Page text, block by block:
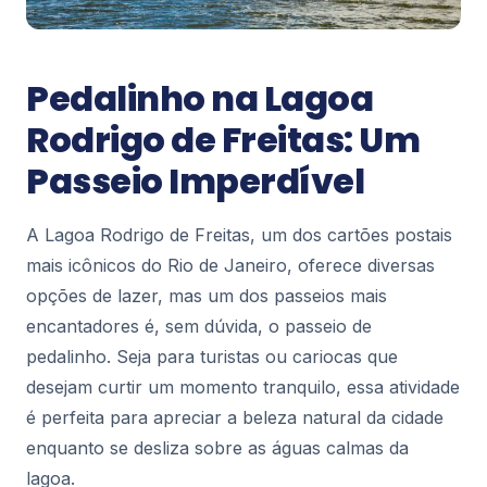
Circo Voador: O Palco que Respira a
Alma Carioca
Ao pisar na Lapa, o coração do Rio de Janeiro
pulsa em cada esquina, mas há um endereço que
captura essa energia como poucos: o Circo
Voador...
70
Mirante do Leblon: O Cenário Perfeito
entre o Mar e a Montanha
Se existe um lugar na Zona Sul do Rio de Janeiro
que entrega uma paisagem de cartão-postal sem
83
Pontos Turísticos
Pedalinho na Lagoa
Rodrigo de Freitas: Um
Passeio Imperdível
A Lagoa Rodrigo de Freitas, um dos cartões postais
mais icônicos do Rio de Janeiro, oferece diversas
opções de lazer, mas um dos passeios mais
encantadores é, sem dúvida, o passeio de
pedalinho. Seja para turistas ou cariocas que
desejam curtir um momento tranquilo, essa atividade
é perfeita para apreciar a beleza natural da cidade
enquanto se desliza sobre as águas calmas da
lagoa.